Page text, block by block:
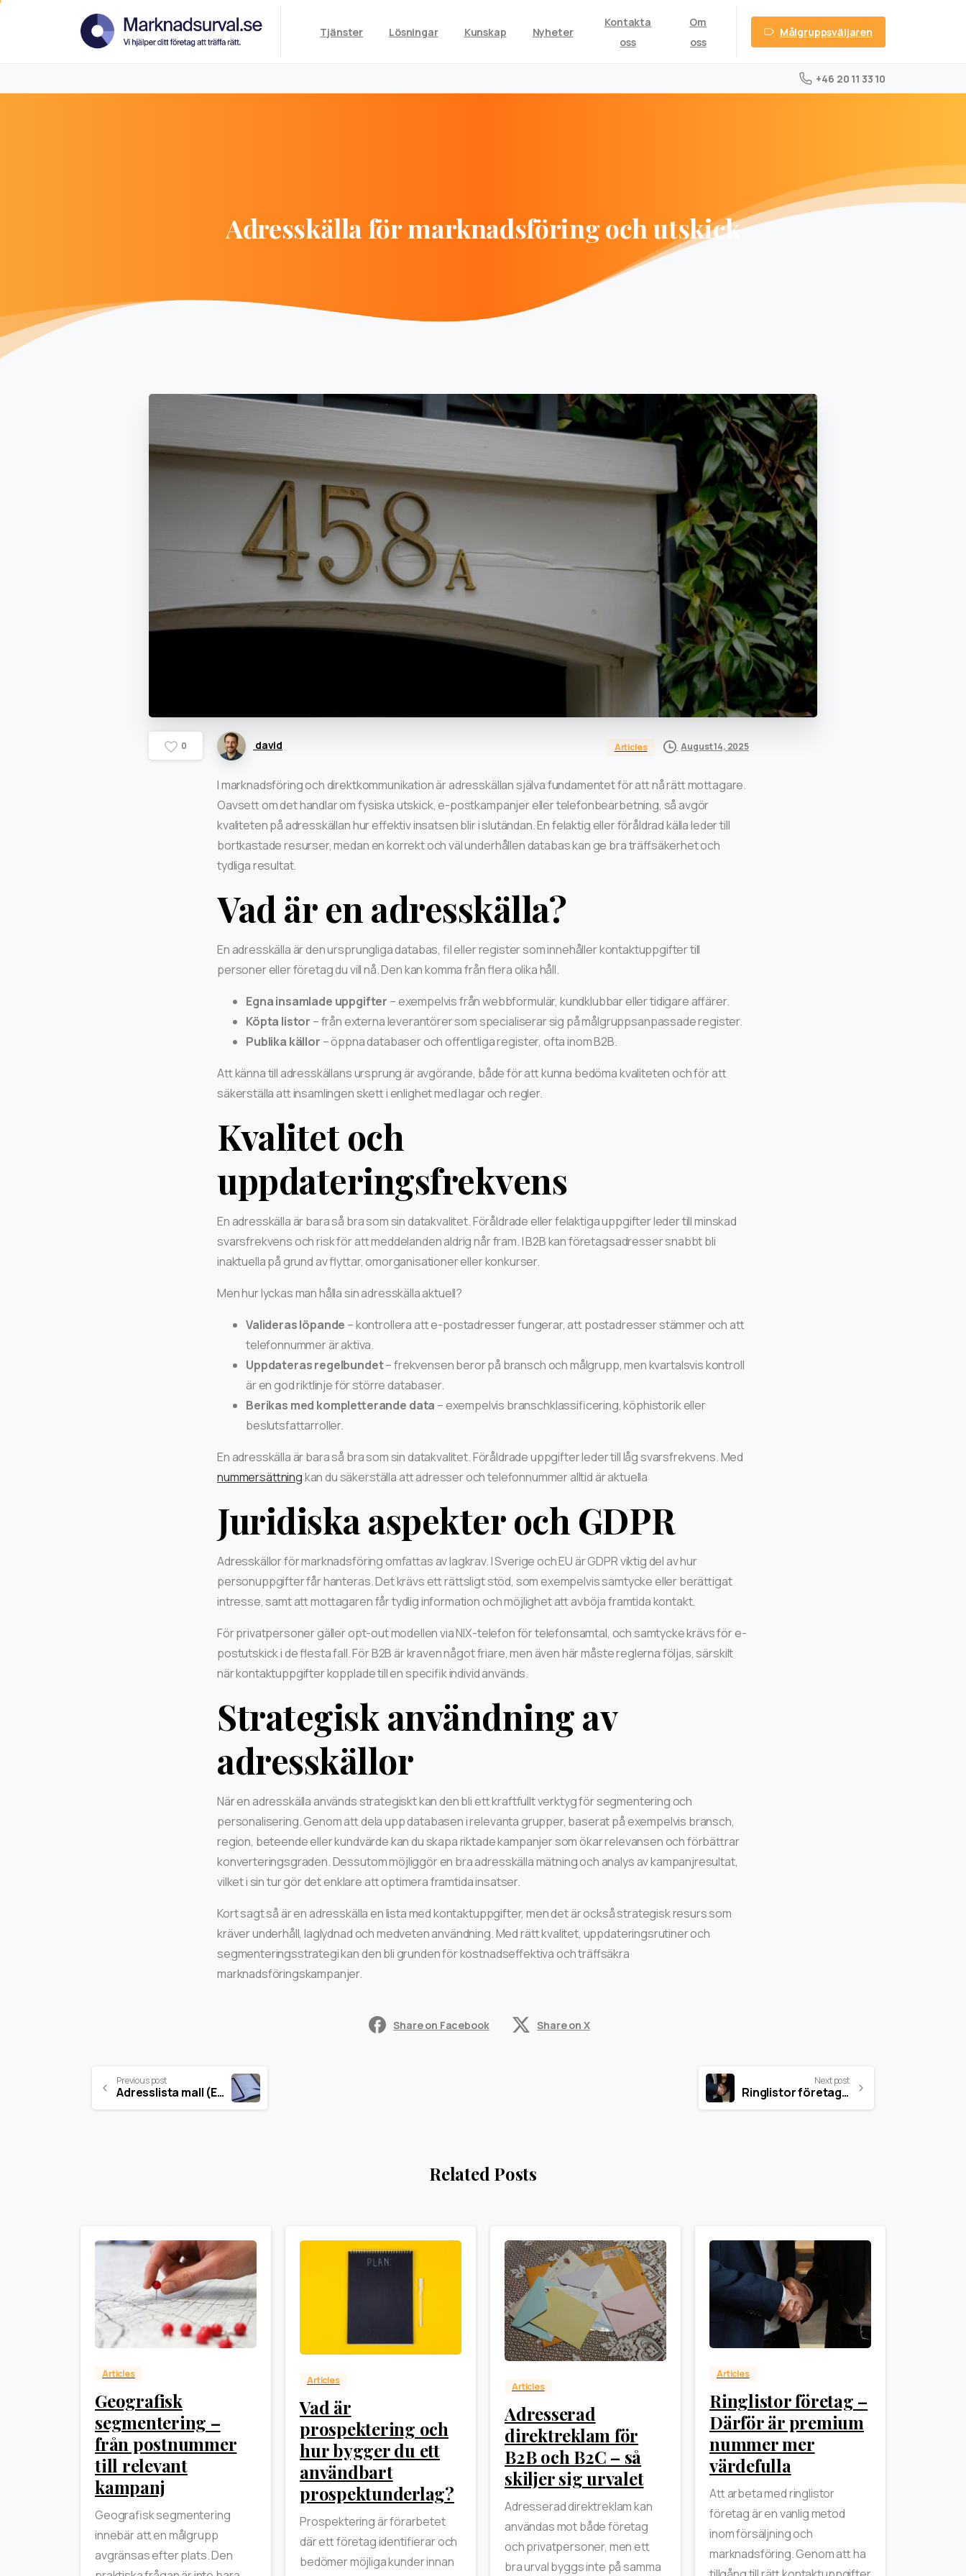
Tjänster Lösningar Kunskap Nyheter
Kontakta
oss
Om
oss
Målgruppsväljaren
+46 20 11 33 10
Adresskällaförmarknadsföringochutskick
0 david Articles August 14, 2025
I marknadsföring och direktkommunikation är adresskällan själva fundamentet för att nå rätt mottagare.
Oavsett om det handlar om fysiska utskick, e-postkampanjer eller telefonbearbetning, så avgör
kvaliteten på adresskällan hur effektiv insatsen blir i slutändan. En felaktig eller föråldrad källa leder till
bortkastade resurser, medan en korrekt och väl underhållen databas kan ge bra träffsäkerhet och
tydliga resultat.
Vad är en adresskälla?
En adresskälla är den ursprungliga databas, fil eller register som innehåller kontaktuppgifter till
personer eller företag du vill nå. Den kan komma från flera olika håll.
Egna insamlade uppgifter – exempelvis från webbformulär, kundklubbar eller tidigare affärer.
Köpta listor – från externa leverantörer som specialiserar sig på målgruppsanpassade register.
Publika källor – öppna databaser och offentliga register, ofta inom B2B.
Att känna till adresskällans ursprung är avgörande, både för att kunna bedöma kvaliteten och för att
säkerställa att insamlingen skett i enlighet med lagar och regler.
Kvalitet och
uppdateringsfrekvens
En adresskälla är bara så bra som sin datakvalitet. Föråldrade eller felaktiga uppgifter leder till minskad
svarsfrekvens och risk för att meddelanden aldrig når fram. I B2B kan företagsadresser snabbt bli
inaktuella på grund av flyttar, omorganisationer eller konkurser.
Men hur lyckas man hålla sin adresskälla aktuell?
Valideras löpande – kontrollera att e-postadresser fungerar, att postadresser stämmer och att
telefonnummer är aktiva.
Uppdateras regelbundet– frekvensen beror på bransch och målgrupp, men kvartalsvis kontroll
är en god riktlinje för större databaser.
Berikas med kompletterande data – exempelvis branschklassificering, köphistorik eller
beslutsfattarroller.
En adresskälla är bara så bra som sin datakvalitet. Föråldrade uppgifter leder till låg svarsfrekvens. Med
nummersättningkan du säkerställa att adresser och telefonnummer alltid är aktuella
Juridiska aspekter och GDPR
Adresskällor för marknadsföring omfattas av lagkrav. I Sverige och EU är GDPR viktig del av hur
personuppgifter får hanteras. Det krävs ett rättsligt stöd, som exempelvis samtycke eller berättigat
intresse, samt att mottagaren får tydlig information och möjlighet att avböja framtida kontakt.
För privatpersoner gäller opt-out modellen via NIX-telefon för telefonsamtal, och samtycke krävs för e-
postutskick i de flesta fall. För B2B är kraven något friare, men även här måste reglerna följas, särskilt
när kontaktuppgifter kopplade till en specifik individ används.
Strategisk användning av
adresskällor
När en adresskälla används strategiskt kan den bli ett kraftfullt verktyg för segmentering och
personalisering. Genom att dela upp databasen i relevanta grupper, baserat på exempelvis bransch,
region, beteende eller kundvärde kan du skapa riktade kampanjer som ökar relevansen och förbättrar
konverteringsgraden. Dessutom möjliggör en bra adresskälla mätning och analys av kampanjresultat,
vilket i sin tur gör det enklare att optimera framtida insatser.
Kort sagt så är en adresskälla en lista med kontaktuppgifter, men det är också strategisk resurs som
kräver underhåll, laglydnad och medveten användning. Med rätt kvalitet, uppdateringsrutiner och
segmenteringsstrategi kan den bli grunden för kostnadseffektiva och träffsäkra
marknadsföringskampanjer.
Share on Facebook Share on X
Previous post
Adresslista mall (Exempel)
Next post
Ringlistor företag – Därför är premium nummer mer värdefulla
Related Posts
0
Articles
Geografisk
segmentering –
från postnummer
till relevant
kampanj
Geografisk segmentering
innebär att en målgrupp
avgränsas efter plats. Den
Articles
Vad är
prospektering och
hur bygger du ett
användbart
prospektunderlag?
Prospektering är förarbetet
där ett företag identifierar och
bedömer möjliga kunder innan
0
Articles
Adresserad
direktreklam för
B2B och B2C – så
skiljer sig urvalet
Adresserad direktreklam kan
användas mot både företag
och privatpersoner, men ett
bra urval byggs inte på samma
Articles
Ringlistor företag –
Därför är premium
nummer mer
värdefulla
Att arbeta med ringlistor
företag är en vanlig metod
inom försäljning och
marknadsföring. Genom att ha